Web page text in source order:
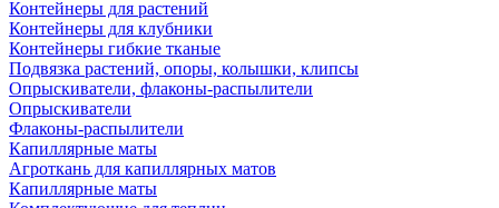
Контейнеры для растений
Контейнеры для клубники
Контейнеры гибкие тканые
Подвязка растений, опоры, колышки, клипсы
Опрыскиватели, флаконы-распылители
Опрыскиватели
Флаконы-распылители
Капиллярные маты
Агроткань для капиллярных матов
Капиллярные маты